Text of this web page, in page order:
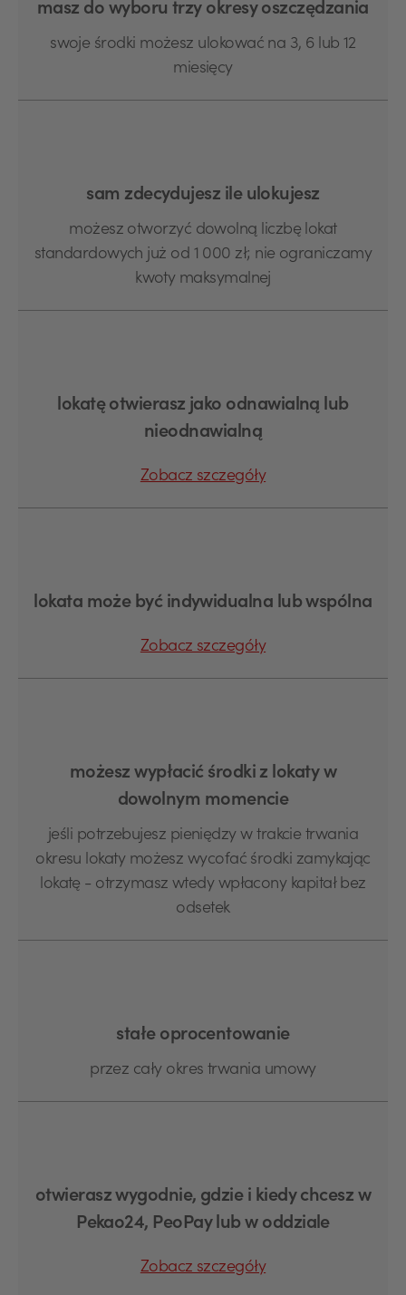
masz do wyboru trzy okresy oszczędzania
swoje środki możesz ulokować na 3, 6 lub 12
miesięcy
sam zdecydujesz ile ulokujesz
możesz otworzyć dowolną liczbę lokat
standardowych już od 1 000 zł; nie ograniczamy
kwoty maksymalnej
lokatę otwierasz jako odnawialną lub
nieodnawialną
Zobacz szczegóły
lokata może być indywidualna lub wspólna
Zobacz szczegóły
możesz wypłacić środki z lokaty w
dowolnym momencie
jeśli potrzebujesz pieniędzy w trakcie trwania
okresu lokaty możesz wycofać środki zamykając
lokatę - otrzymasz wtedy wpłacony kapitał bez
odsetek
stałe oprocentowanie
przez cały okres trwania umowy
otwierasz wygodnie, gdzie i kiedy chcesz w
Pekao24, PeoPay lub w oddziale
Zobacz szczegóły